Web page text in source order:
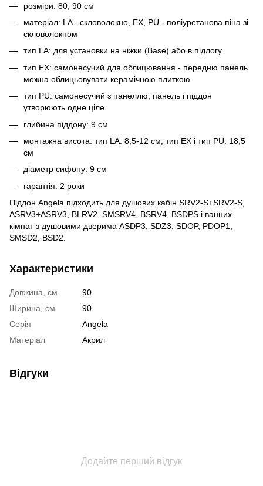
розміри: 80, 90 см
матеріал: LA - скловолокно, EX, PU - поліуретанова піна зі
скловолокном
тип LA: для установки на ніжки (Base) або в підлогу
тип EX: самонесучий для облицювання - передню панель
можна облицьовувати керамічною плиткою
тип PU: самонесучий з панеллю, панель і піддон
утворюють одне ціле
глибина піддону: 9 см
монтажна висота: тип LA: 8,5-12 см; тип EX і тип PU: 18,5
см
діаметр сифону: 9 см
гарантія: 2 роки
Піддон Angela підходить для душових кабін SRV2-S+SRV2-S,
ASRV3+ASRV3, BLRV2, SMSRV4, BSRV4, BSDPS і ванних
кімнат з душовими дверима ASDP3, SDZ3, SDOP, PDOP1,
SMSD2, BSD2.
Характеристики
Довжина, см
90
Ширина, см
90
Серія
Angela
Матеріал
Акрил
Відгуки
Додайте перший відгук